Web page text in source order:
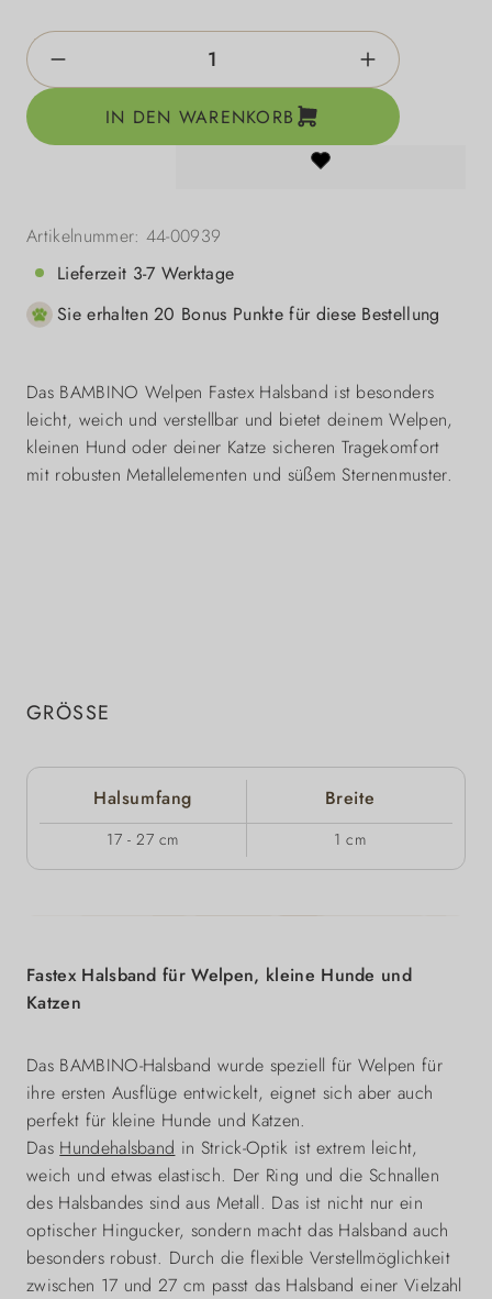
Produkt Anzahl: Gib den gewünschten
IN DEN WARENKORB
Artikelnummer: 44-00939
Lieferzeit 3-7 Werktage
Sie erhalten 20 Bonus Punkte für diese Bestellung
Das BAMBINO Welpen Fastex Halsband ist besonders
leicht, weich und verstellbar und bietet deinem Welpen,
kleinen Hund oder deiner Katze sicheren Tragekomfort
mit robusten Metallelementen und süßem Sternenmuster.
GRÖSSE
Halsumfang Breite
17 - 27 cm 1 cm
Fastex Halsband für Welpen, kleine Hunde und
Katzen
Das BAMBINO-Halsband wurde speziell für Welpen für
ihre ersten Ausflüge entwickelt, eignet sich aber auch
perfekt für kleine Hunde und Katzen.
Das Hundehalsband in Strick-Optik ist extrem leicht,
weich und etwas elastisch. Der Ring und die Schnallen
des Halsbandes sind aus Metall. Das ist nicht nur ein
optischer Hingucker, sondern macht das Halsband auch
besonders robust. Durch die flexible Verstellmöglichkeit
zwischen 17 und 27 cm passt das Halsband einer Vielzahl